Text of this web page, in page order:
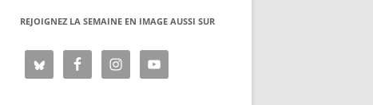
REJOIGNEZ LA SEMAINE EN IMAGE AUSSI SUR